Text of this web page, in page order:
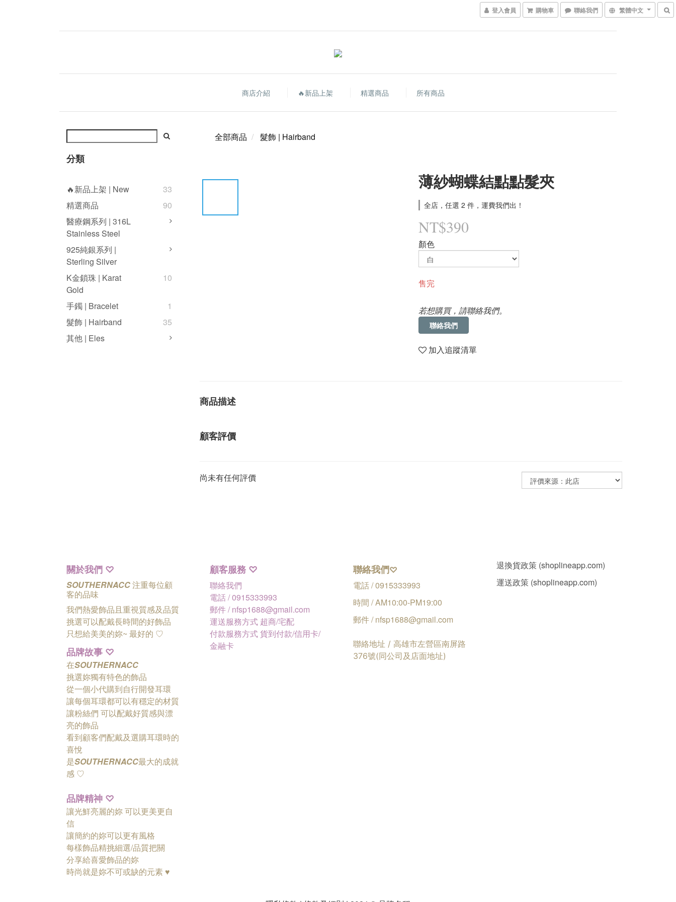
登入會員 購物車 聯絡我們 繁體中文
商店介紹 🔥新品上架 精選商品 所有商品
分類
🔥新品上架 | New
33
精選商品
90
醫療鋼系列 | 316L
Stainless Steel
925純銀系列 |
Sterling Silver
K金鎖珠 | Karat
Gold
10
手鐲 | Bracelet
1
髮飾 | Hairband
35
其他 | Eles
全部商品 髮飾 | Hairband
薄紗蝴蝶結點點髮夾
全店，任選 2 件，運費我們出！
NT$390
顏色
售完
若想購買，請聯絡我們。
聯絡我們
加入追蹤清單
商品描述
顧客評價
尚未有任何評價
關於我們 ♡
SOUTHERNACC注重每位顧
客的品味
我們熱愛飾品且重視質感及品質
挑選可以配戴長時間的好飾品
只想給美美的妳~ 最好的 ♡
品牌故事 ♡
在SOUTHERNACC
挑選妳獨有特色的飾品
從一個小代購到自行開發耳環
讓每個耳環都可以有穩定的材質
讓粉絲們 可以配戴好質感與漂
亮的飾品
看到顧客們配戴及選購耳環時的
喜悅
是SOUTHERNACC最大的成就
感 ♡
品牌精神 ♡
讓光鮮亮麗的妳 可以更美更自
信
讓簡約的妳可以更有風格
每樣飾品精挑細選/品質把關
分享給喜愛飾品的妳
時尚就是妳不可或缺的元素 ♥
顧客服務 ♡
聯絡我們
電話 / 0915333993
郵件 / nfsp1688@gmail.com
運送服務方式 超商/宅配
付款服務方式 貨到付款/信用卡/
金融卡
聯絡我們♡
電話 / 0915333993
時間 / AM10:00-PM19:00
郵件 / nfsp1688@gmail.com
聯絡地址 / 高雄市左營區南屏路
376號(同公司及店面地址)
退換貨政策 (shoplineapp.com)
運送政策 (shoplineapp.com)